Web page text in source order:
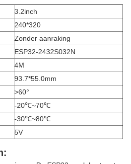
3.2inch
240*320
Zonder aanraking
ESP32-2432S032N
4M
93.7*55.0mm
>60°
-20℃~70℃
-30℃~80℃
5V